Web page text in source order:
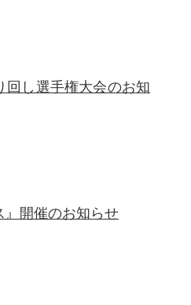
回し選手権大会のお知
』開催のお知らせ